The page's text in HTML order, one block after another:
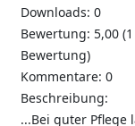
Downloads: 0
Bewertung: 5,00 (1
Bewertung)
Kommentare: 0
Beschreibung:
...Bei guter Pflege